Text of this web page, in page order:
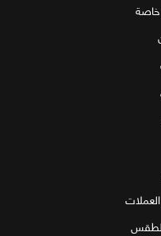
خاصة